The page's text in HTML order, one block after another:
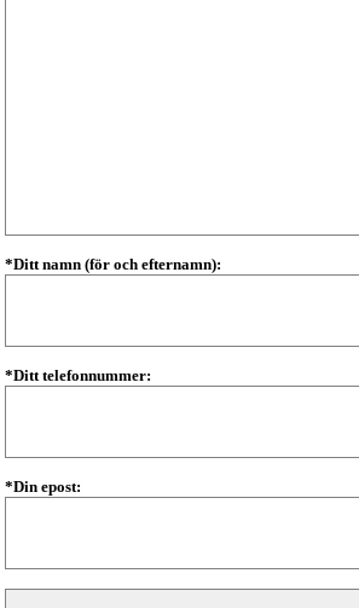
*Ditt namn (för och efternamn):
*Ditt telefonnummer:
*Din epost: